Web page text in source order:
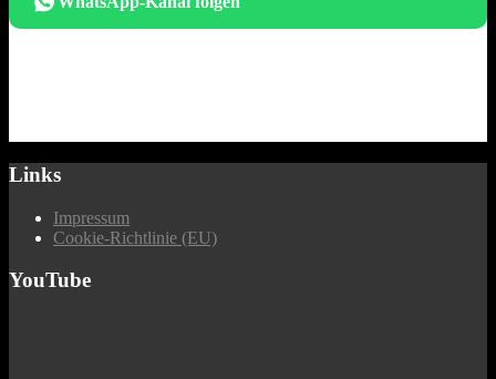
Links
Impressum
Cookie-Richtlinie (EU)
YouTube